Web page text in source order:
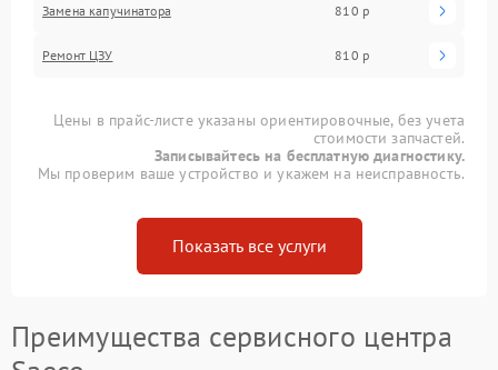
Замена капучинатора 810 р
Ремонт ЦЗУ 810 р
Цены в прайс-листе указаны ориентировочные, без учета
стоимости запчастей.
Записывайтесь на бесплатную диагностику.
Мы проверим ваше устройство и укажем на неисправность.
Показать все услуги
Преимущества сервисного центра